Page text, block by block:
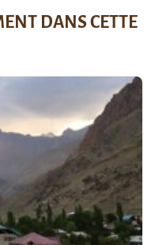
DANS CETTE